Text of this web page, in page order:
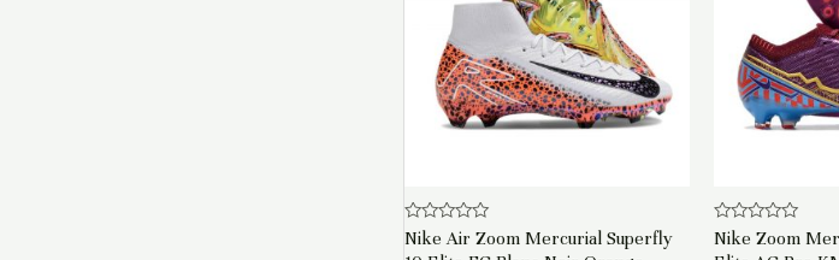
Note
0
Nike Air Zoom Mercurial Superfly
Note
0
Nike Zoom